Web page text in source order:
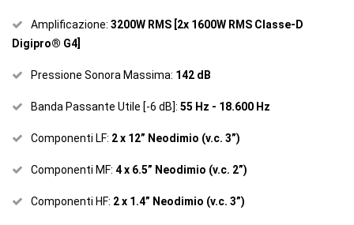
Amplificazione: 3200W RMS [2x 1600W RMS Classe-D
Digipro® G4]
Pressione Sonora Massima: 142 dB
Banda Passante Utile [-6 dB]: 55 Hz - 18.600 Hz
Componenti LF: 2 x 12” Neodimio (v.c. 3”)
Componenti MF: 4 x 6.5” Neodimio (v.c. 2”)
Componenti HF: 2 x 1.4” Neodimio (v.c. 3”)